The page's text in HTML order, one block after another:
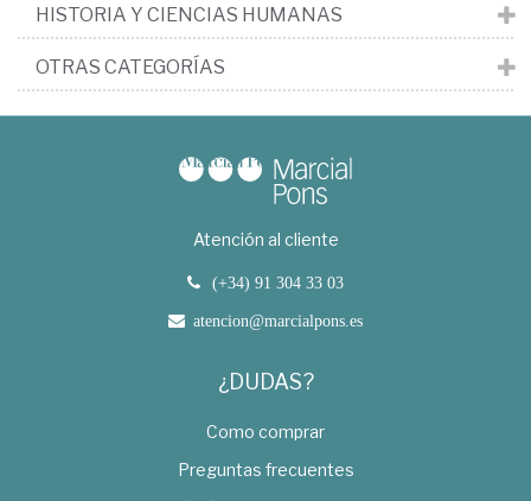
HISTORIA Y CIENCIAS HUMANAS
OTRAS CATEGORÍAS
Atención al cliente
(+34) 91 304 33 03
atencion@marcialpons.es
¿DUDAS?
Como comprar
Preguntas frecuentes